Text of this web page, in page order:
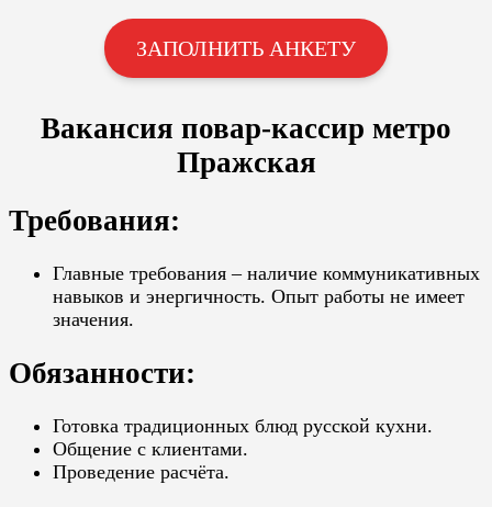
ЗАПОЛНИТЬ АНКЕТУ
Вакансия повар-кассир метро
Пражская
Требования:
Главные требования – наличие коммуникативных
навыков и энергичность. Опыт работы не имеет
значения.
Обязанности:
Готовка традиционных блюд русской кухни.
Общение с клиентами.
Проведение расчёта.